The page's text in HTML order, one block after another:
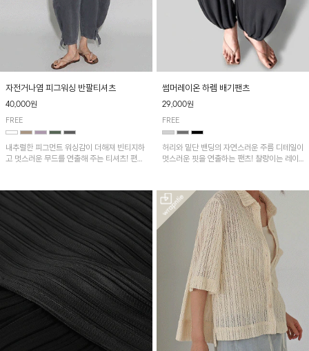
자전거나염 피그워싱 반팔티셔츠
40,000원
FREE
내추럴한 피그먼트 워싱감이 더해져 빈티지하
고 멋스러운 무드를 연출해 주는 티셔츠! 편안
썸머레이온 하렘 배기팬츠
29,000원
FREE
허리와 밑단 밴딩의 자연스러운 주름 디테일이
멋스러운 핏을 연출하는 팬츠! 찰랑이는 레이
기기 좋은 아이템입니다~